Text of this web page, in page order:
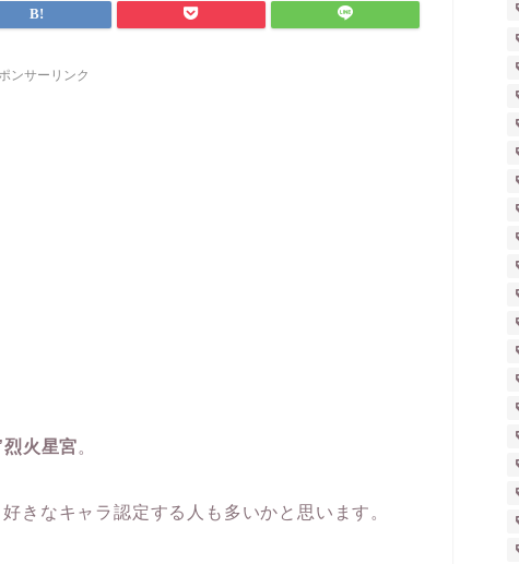
ンサーリンク
火星宮。
きなキャラ認定する人も多いかと思います。